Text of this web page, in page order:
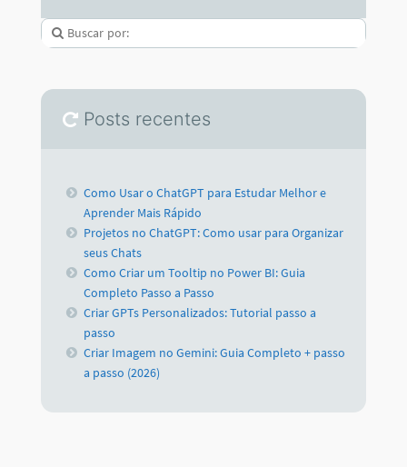
Posts recentes
Como Usar o ChatGPT para Estudar Melhor e
Aprender Mais Rápido
Projetos no ChatGPT: Como usar para Organizar
seus Chats
Como Criar um Tooltip no Power BI: Guia
Completo Passo a Passo
Criar GPTs Personalizados: Tutorial passo a
passo
Criar Imagem no Gemini: Guia Completo + passo
a passo (2026)